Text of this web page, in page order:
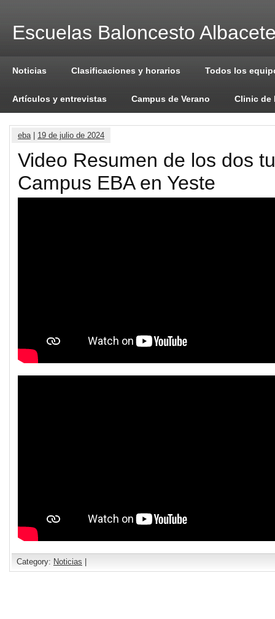
Escuelas Baloncesto
Noticias Clasificaciones y horarios Todos los
Artículos y entrevistas Campus de Verano Clinic de
eba| 19 de julio de 2024
Video Resumen de los dos
Campus EBA en Yeste
Category: Noticias